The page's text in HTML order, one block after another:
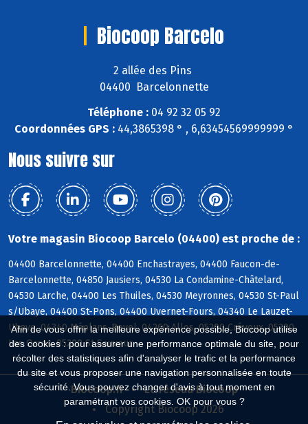
Afin de vous offrir la meilleure expérience possible, Biocoop utilise
des cookies : pour assurer une performance optimale du site, pour
récolter des statistiques afin d'analyser le trafic et la performance
du site et vous proposer une navigation personnalisée en toute
sécurité. Vous pouvez changer d'avis à tout moment en
paramétrant vos cookies. OK pour vous ?
Biocoop Barcelo
2 allée des Pins
04400 Barcelonnette
Téléphone : 04 92 32 05 92
Coordonnées GPS : 44,3865398 ° , 6,63454569999999 °
Nous suivre sur
Votre magasin Biocoop Barcelo (04400) est proche de :
04400 Barcelonnette, 04400 Enchastrayes, 04400 Faucon-de-
Barcelonnette, 04850 Jausiers, 04530 La Condamine-Châtelard,
04530 Larche, 04400 Les Thuiles, 04530 Meyronnes, 04530 St-Paul
s/Ubaye, 04400 St-Pons, 04400 Uvernet-Fours, 04340 Le Lauzet-
Ubaye, 04340 Méolans-Revel, 04260 Allos, 05200 Crévoux, 05200
Les Orres, 05200 St-Sauveur
Biocoop.fr
Le réseau Biocoop
Copyright Biocoop 2026